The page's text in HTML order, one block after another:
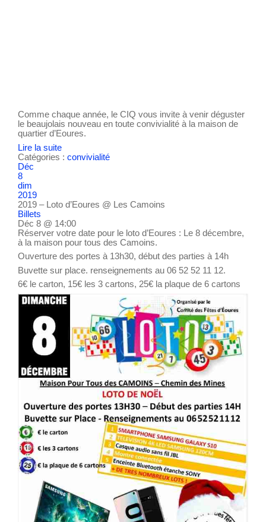
Comme chaque année, le CIQ vous invite à venir déguster
le beaujolais nouveau en toute convivialité à la maison de
quartier d’Eoures.
Lire la suite
Catégories : convivialité
Déc
8
dim
2019
2019 – Loto d’Eoures @ Les Camoins
Billets
Déc 8 @ 14:00
Réserver votre date pour le loto d’Eoures : Le 8 décembre,
à la maison pour tous des Camoins.
Ouverture des portes à 13h30, début des parties à 14h
Buvette sur place. renseignements au 06 52 52 11 12.
6€ le carton, 15€ les 3 cartons, 25€ la plaque de 6 cartons